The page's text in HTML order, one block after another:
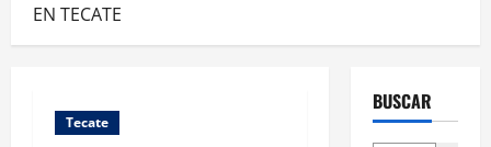
EN TECATE
Tecate
BUSCAR